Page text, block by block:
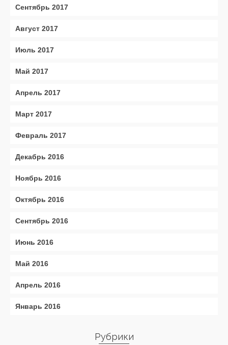
Сентябрь 2017
Август 2017
Июль 2017
Май 2017
Апрель 2017
Март 2017
Февраль 2017
Декабрь 2016
Ноябрь 2016
Октябрь 2016
Сентябрь 2016
Июнь 2016
Май 2016
Апрель 2016
Январь 2016
Рубрики